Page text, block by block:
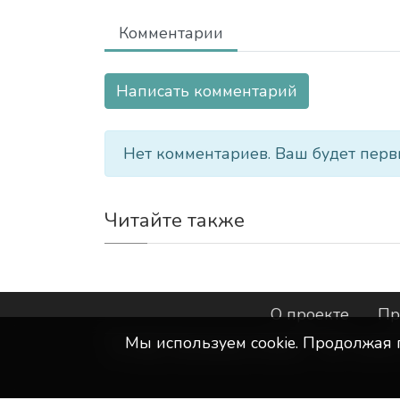
Комментарии
Написать комментарий
Нет комментариев. Ваш будет
Читайте также
О проекте
©ООО "Интернет-Курск"- Все
Мы используем сookie. Продолжая